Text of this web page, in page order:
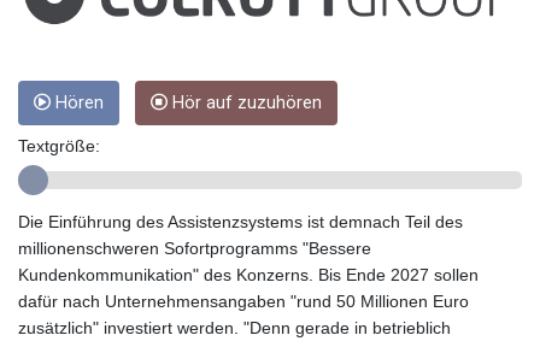
GGP 0.859298
GMD 84.981404
GNF 10145.207892
GYD 241.852202
HNL 30.984681
HRK 7.533703
HTG 151.152612
HUF 363.337748
IDR 20582.920659
Hören Hör auf zuzuhören
Textgröße:
Die Einführung des Assistenzsystems ist demnach Teil des
millionenschweren Sofortprogramms "Bessere
Kundenkommunikation" des Konzerns. Bis Ende 2027 sollen
dafür nach Unternehmensangaben "rund 50 Millionen Euro
zusätzlich" investiert werden. "Denn gerade in betrieblich